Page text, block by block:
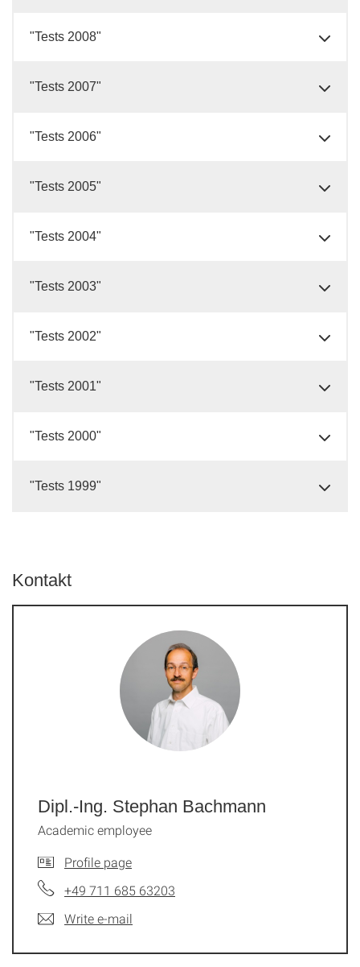
"Tests 2008"
"Tests 2007"
"Tests 2006"
"Tests 2005"
"Tests 2004"
"Tests 2003"
"Tests 2002"
"Tests 2001"
"Tests 2000"
"Tests 1999"
Kontakt
Dipl.-Ing. Stephan Bachmann
Academic employee
Profile page
+49 711 685 63203
Write e-mail